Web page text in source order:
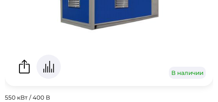
В наличии
550 кВт / 400 В